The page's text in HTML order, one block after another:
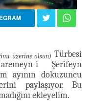
üzerine olsun) Türbesi
i Şerîfeyn
ayının dokuzuncu
paylaşıyor. Bu
ekleyelim.